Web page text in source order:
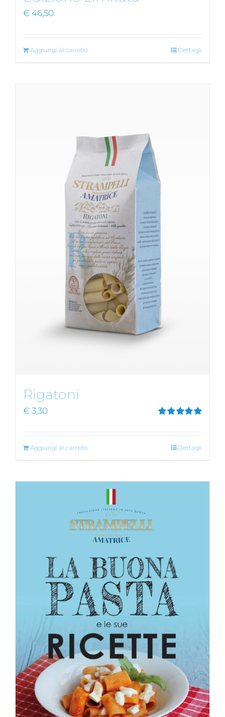
€ 46,50
Aggiungi al carrello Dettagli
Rigatoni
€ 3,30
Aggiungi al carrello Dettagli